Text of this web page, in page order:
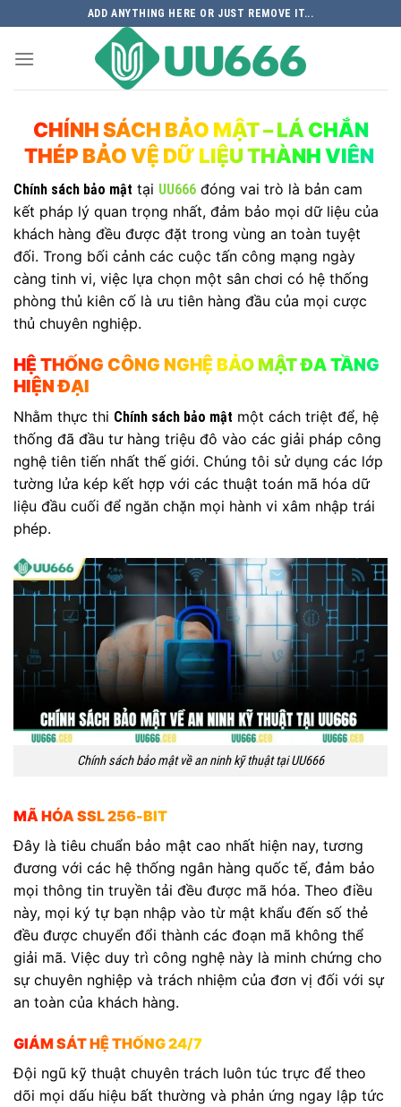
to
content
ADD ANYTHING HERE OR JUST REMOVE IT...
CHÍNH SÁCH BẢO MẬT – LÁ CHẮN
THÉP BẢO VỆ DỮ LIỆU THÀNH VIÊN
Chính sách bảo mật tại UU666 đóng vai trò là bản cam
kết pháp lý quan trọng nhất, đảm bảo mọi dữ liệu của
khách hàng đều được đặt trong vùng an toàn tuyệt
đối. Trong bối cảnh các cuộc tấn công mạng ngày
càng tinh vi, việc lựa chọn một sân chơi có hệ thống
phòng thủ kiên cố là ưu tiên hàng đầu của mọi cược
thủ chuyên nghiệp.
HỆ THỐNG CÔNG NGHỆ BẢO MẬT ĐA TẦNG
HIỆN ĐẠI
Nhằm thực thi Chính sách bảo mật một cách triệt để, hệ
thống đã đầu tư hàng triệu đô vào các giải pháp công
nghệ tiên tiến nhất thế giới. Chúng tôi sử dụng các lớp
tường lửa kép kết hợp với các thuật toán mã hóa dữ
liệu đầu cuối để ngăn chặn mọi hành vi xâm nhập trái
phép.
Chính sách bảo mật về an ninh kỹ thuật tại UU666
MÃ HÓA SSL 256-BIT
Đây là tiêu chuẩn bảo mật cao nhất hiện nay, tương
đương với các hệ thống ngân hàng quốc tế, đảm bảo
mọi thông tin truyền tải đều được mã hóa. Theo điều
này, mọi ký tự bạn nhập vào từ mật khẩu đến số thẻ
đều được chuyển đổi thành các đoạn mã không thể
giải mã. Việc duy trì công nghệ này là minh chứng cho
sự chuyên nghiệp và trách nhiệm của đơn vị đối với sự
an toàn của khách hàng.
GIÁM SÁT HỆ THỐNG 24/7
Đội ngũ kỹ thuật chuyên trách luôn túc trực để theo
dõi mọi dấu hiệu bất thường và phản ứng ngay lập tức